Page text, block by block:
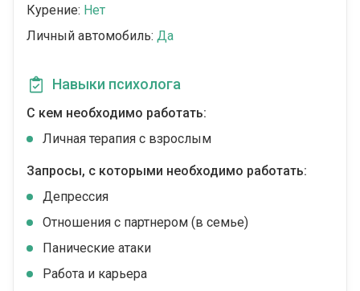
Курение: Нет
Личный автомобиль: Да
Навыки психолога
С кем необходимо работать:
Личная терапия с взрослым
Запросы, с которыми необходимо работать:
Депрессия
Отношения с партнером (в семье)
Панические атаки
Работа и карьера